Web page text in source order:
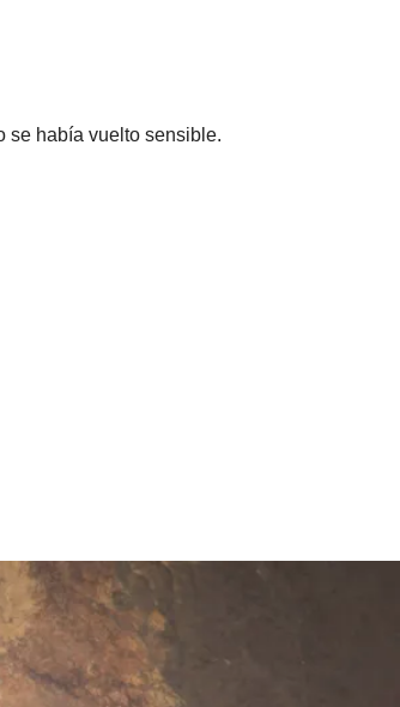
se había vuelto sensible.